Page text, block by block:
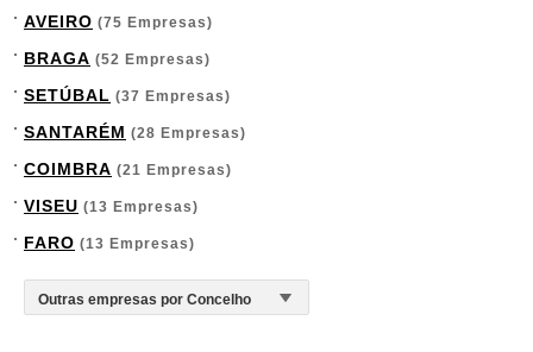
AVEIRO (75 Empresas)
BRAGA (52 Empresas)
SETÚBAL (37 Empresas)
SANTARÉM (28 Empresas)
COIMBRA (21 Empresas)
VISEU (13 Empresas)
FARO (13 Empresas)